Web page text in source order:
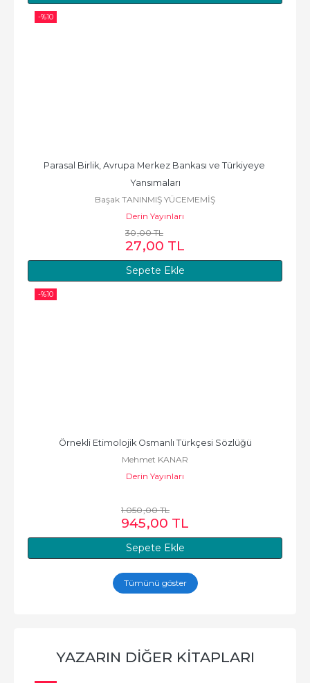
-%10
Sepete Ekle
Parasal Birlik, Avrupa Merkez Bankası ve Türkiyeye
Yansımaları
Başak TANINMIŞ YÜCEMEMİŞ
Derin Yayınları
30,00TL
27,00 TL
-%10
Sepete Ekle
Örnekli Etimolojik Osmanlı Türkçesi Sözlüğü
Mehmet KANAR
Derin Yayınları
1.050,00TL
945,00 TL
Tümünü göster
YAZARIN DIĞER KITAPLARI